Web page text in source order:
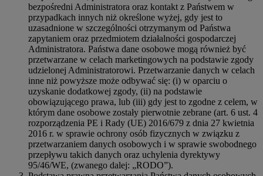
bezpośredni Administratora oraz kontakt z Państwem w
przypadkach innych niż określone wyżej, gdy jest to
uzasadnione w szczególności otrzymanym od Państwa
zapytaniem oraz przedmiotem działalności gospodarczej
Administratora. Państwa dane osobowe mogą również być
przetwarzane w celach marketingowych na podstawie zgody
udzielonej Administratorowi. Przetwarzanie danych w celach
inne niż powyższe może odbywać się: (i) w oparciu o
uzyskanie dodatkowej zgody, (ii) na podstawie
obowiązującego prawa, lub (iii) gdy jest to zgodne z celem, w
którym dane osobowe zostały pierwotnie zebrane (art. 6 ust. 4
rozporządzenia PE i Rady (UE) 2016/679 z dnia 27 kwietnia
2016 r. w sprawie ochrony osób fizycznych w związku z
przetwarzaniem danych osobowych i w sprawie swobodnego
przepływu takich danych oraz uchylenia dyrektywy
95/46/WE, (zwanego dalej: „RODO”).